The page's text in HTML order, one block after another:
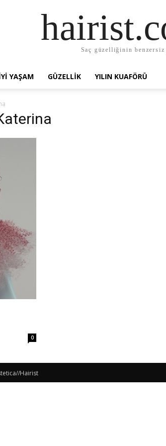
Saç güzelliğinin benzersiz
YAŞAM GÜZELLIK YILIN KUAFÖRÜ
0
Hairist